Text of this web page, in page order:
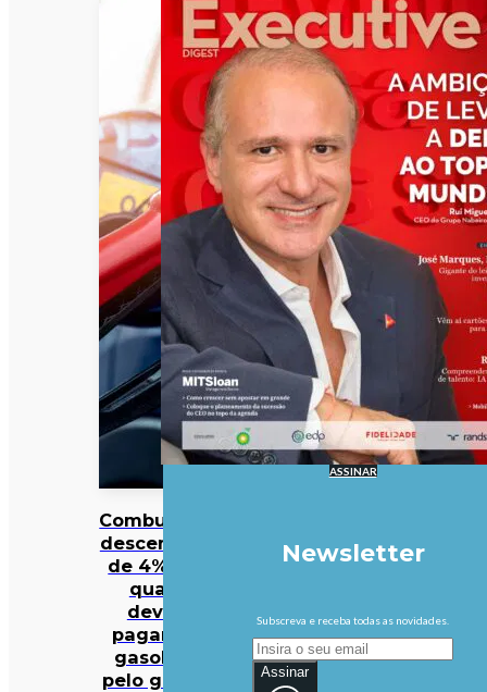
Combustíveis
descem mais
de 4%. Veja
quanto
deveria
pagar pela
gasolina e
pelo gasóleo
ASSINAR
Newsletter
Subscreva e receba todas as novidades.
Assinar